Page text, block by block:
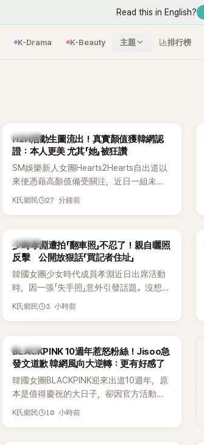
Read this in English?
K-Drama K-Beauty 主題 排行榜
K-POP
H2H活動生圖流出！真實顏值獲韓網認
證：本人更美 尤其「她」被狂讚
SM娛樂新人女團Hearts2Hearts自出道以
來便憑藉高顏值備受關注，近日一組未經
修圖的現場照片在韓網瘋傳，再度掀起熱
K氏鄉民 27 分鐘前
K-POP
少時孝淵遭拍「翻車照」不忍了！親自曬照
反擊 公開放狠話「買記者住址」
韓國女團少女時代成員孝淵近日出席活動
時，因一張「失手照」意外引發話題。沒想到
她本人看到照片後，不但沒有生氣，反而
K氏鄉民 3 小時前
K-POP
BLACKPINK 10週年惹怒粉絲！Jisoo急
發文道歉 韓網風向大逆轉：更有好感了
韓國女團BLACKPINK迎來出道10週年，原
本是值得慶祝的大日子，卻因官方活動安
排引發粉絲不滿，甚至傳出有人持高爾夫
K氏鄉民 10 小時前